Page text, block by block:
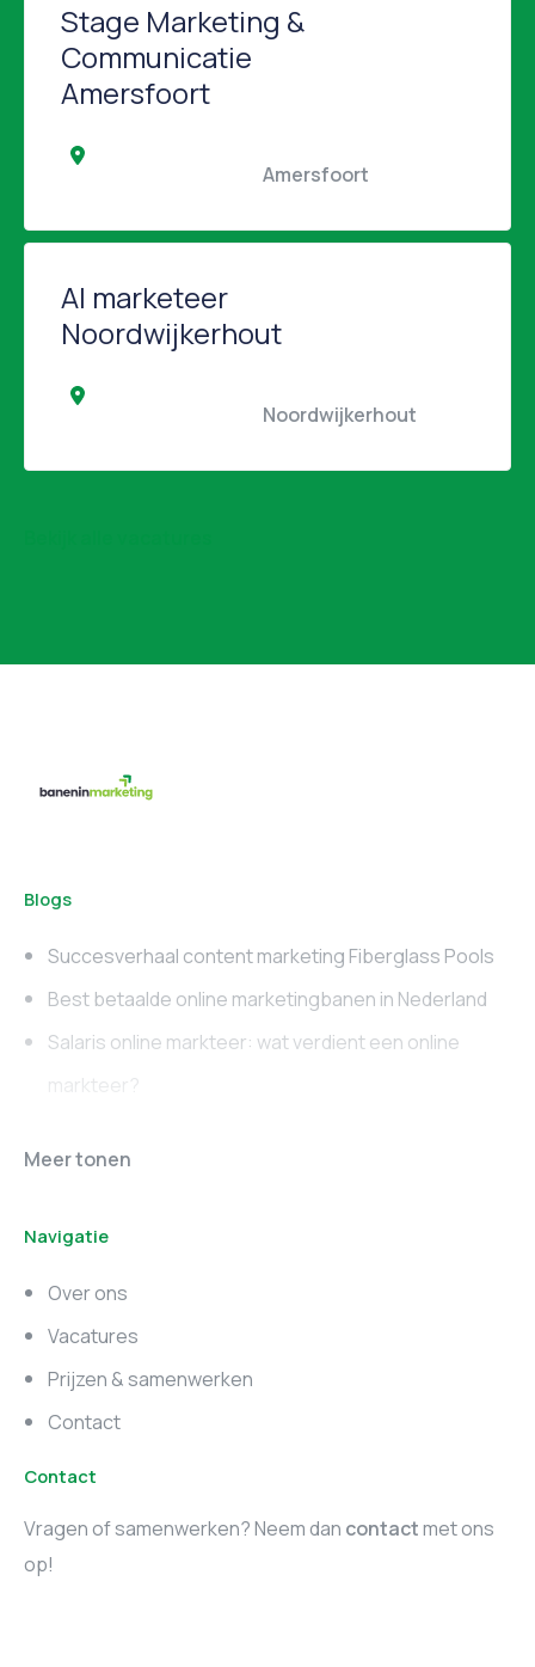
Stage Marketing &
Communicatie
Amersfoort
AI marketeer
Noordwijkerhout
Blogs
Succesverhaal content marketing Fiberglass Pools
Best betaalde online marketingbanen in Nederland
Salaris online markteer: wat verdient een online
markteer?
Online marketing
Marketing vacatures
Zuid-Holland
Marketing vacatures
Utrecht
Meer tonen
Navigatie
Over ons
Vacatures
Prijzen & samenwerken
Contact
Contact
Vragen of samenwerken? Neem dan contactmet ons
op!